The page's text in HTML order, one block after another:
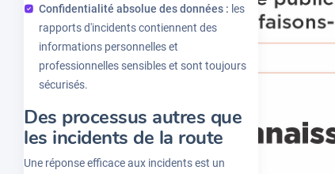
Confidentialité absolue des données : les
rapports d'incidents contiennent des
informations personnelles et
professionnelles sensibles et sont toujours
sécurisés.
Des processus autres que
les incidents de la route
Une réponse efficace aux incidents est un